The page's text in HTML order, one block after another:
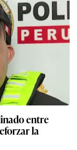
entre
la